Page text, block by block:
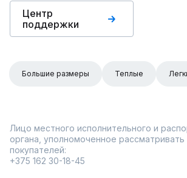
Центр
поддержки
Большие размеры Теплые
Лицо местного исполнительного и
органа, уполномоченное
покупателей:
+375 162 30-18-45